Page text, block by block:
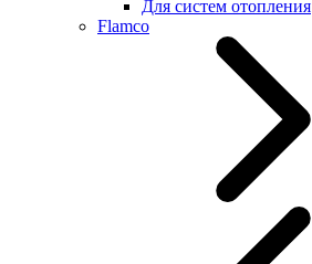
Для систем отопления
Flamco